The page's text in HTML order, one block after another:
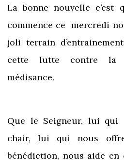
La bonne nouvelle c’est
commence ce mercredi
joli terrain
cette lutte contre la
médisance.
Que le Seigneur, lui qui
chair, lui qui nous
bénédiction, nous aide